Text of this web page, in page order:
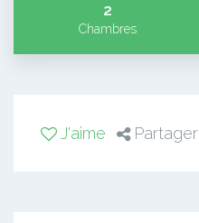
2
Chambres
J'aime Partager